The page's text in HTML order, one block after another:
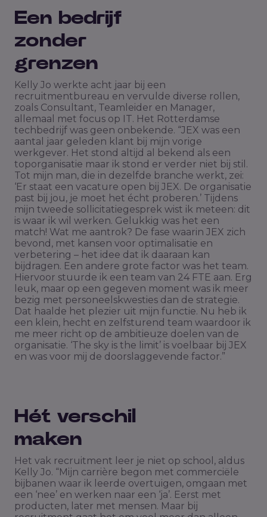
Een bedrijf
zonder
grenzen
Kelly Jo werkte acht jaar bij een
recruitmentbureau en vervulde diverse rollen,
zoals Consultant, Teamleider en Manager,
allemaal met focus op IT. Het Rotterdamse
techbedrijf was geen onbekende. “JEX was een
aantal jaar geleden klant bij mijn vorige
werkgever. Het stond altijd al bekend als een
toporganisatie maar ik stond er verder niet bij stil.
Tot mijn man, die in dezelfde branche werkt, zei:
‘Er staat een vacature open bij JEX. De organisatie
past bij jou, je moet het écht proberen.’ Tijdens
mijn tweede sollicitatiegesprek wist ik meteen: dit
is waar ik wil werken. Gelukkig was het een
match! Wat me aantrok? De fase waarin JEX zich
bevond, met kansen voor optimalisatie en
verbetering – het idee dat ik daaraan kan
bijdragen. Een andere grote factor was het team.
Hiervoor stuurde ik een team van 24 FTE aan. Erg
leuk, maar op een gegeven moment was ik meer
bezig met personeelskwesties dan de strategie.
Dat haalde het plezier uit mijn functie. Nu heb ik
een klein, hecht en zelfsturend team waardoor ik
me meer richt op de ambitieuze doelen van de
organisatie. ‘The sky is the limit’ is voelbaar bij JEX
en was voor mij de doorslaggevende factor.”
Hét verschil
maken
Het vak recruitment leer je niet op school, aldus
Kelly Jo. “Mijn carrière begon met commerciële
bijbanen waar ik leerde overtuigen, omgaan met
een ‘nee’ en werken naar een ‘ja’. Eerst met
producten, later met mensen. Maar bij